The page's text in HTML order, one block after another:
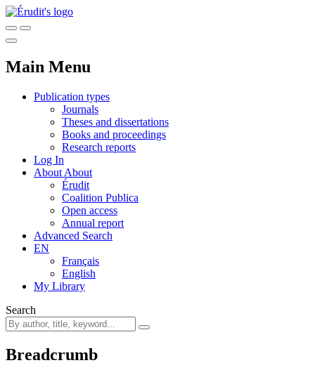
Main Menu
Publication types
Journals
Theses and dissertations
Books and proceedings
Research reports
Log In
About About
Érudit
Coalition Publica
Open access
Annual report
Advanced Search
EN
Français
English
My Library
Search
Breadcrumb